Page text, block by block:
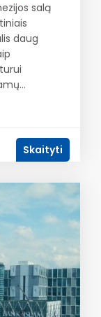
salą
daug
Skaityti